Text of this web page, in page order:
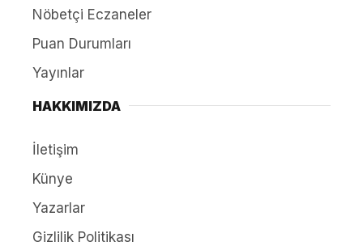
Nöbetçi Eczaneler
Puan Durumları
Yayınlar
HAKKIMIZDA
İletişim
Künye
Yazarlar
Gizlilik Politikası